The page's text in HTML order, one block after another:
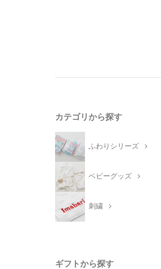
カテゴリから探す
ふわりシリーズ
ベビーグッズ
刺繍
ギフトから探す